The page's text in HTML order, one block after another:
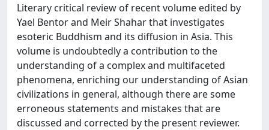
Literary critical review of recent volume edited by
Yael Bentor and Meir Shahar that investigates
esoteric Buddhism and its diffusion in Asia. This
volume is undoubtedly a contribution to the
understanding of a complex and multifaceted
phenomena, enriching our understanding of Asian
civilizations in general, although there are some
erroneous statements and mistakes that are
discussed and corrected by the present reviewer.